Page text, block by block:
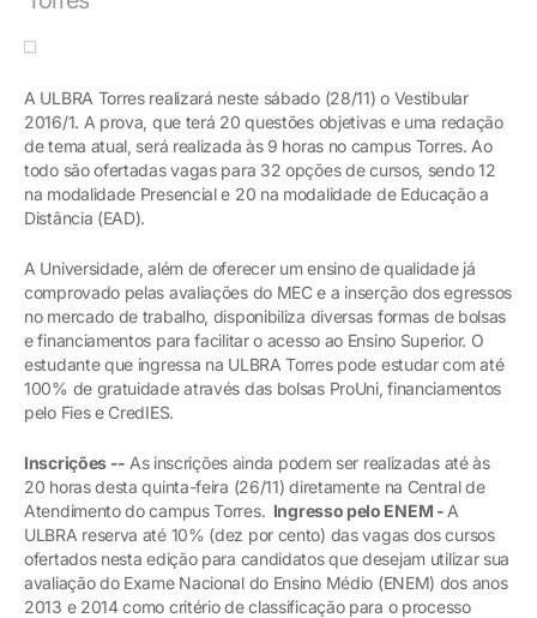
A ULBRA Torres realizará neste sábado (28/11) o Vestibular
2016/1. A prova, que terá 20 questões objetivas e uma redação
de tema atual, será realizada às 9 horas no campus Torres. Ao
todo são ofertadas vagas para 32 opções de cursos, sendo 12
na modalidade Presencial e 20 na modalidade de Educação a
Distância (EAD).
A Universidade, além de oferecer um ensino de qualidade já
comprovado pelas avaliações do MEC e a inserção dos egressos
no mercado de trabalho, disponibiliza diversas formas de bolsas
e financiamentos para facilitar o acesso ao Ensino Superior. O
estudante que ingressa na ULBRA Torres pode estudar com até
100% de gratuidade através das bolsas ProUni, financiamentos
pelo Fies e CredIES.
Inscrições -- As inscrições ainda podem ser realizadas até às
20 horas desta quinta-feira (26/11) diretamente na Central de
Atendimento do campus Torres. Ingresso pelo ENEM - A
ULBRA reserva até 10% (dez por cento) das vagas dos cursos
ofertados nesta edição para candidatos que desejam utilizar sua
avaliação do Exame Nacional do Ensino Médio (ENEM) dos anos
2013 e 2014 como critério de classificação para o processo